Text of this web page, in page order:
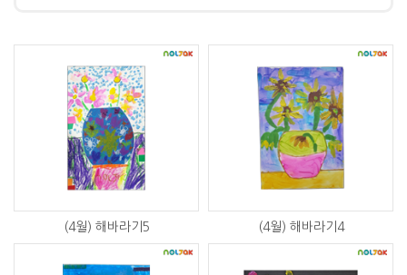
(4월) 해바라기5 (4월) 해바라기4